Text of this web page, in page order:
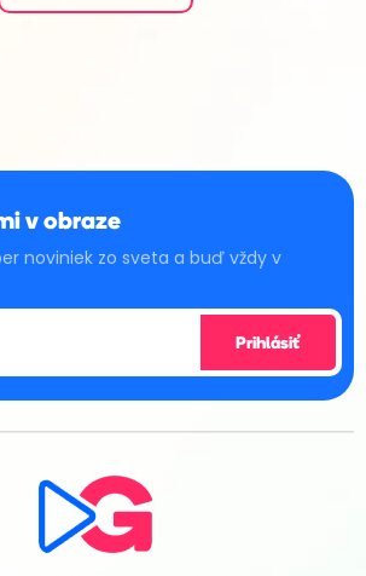
v obraze
noviniek zo sveta a buď vždy v